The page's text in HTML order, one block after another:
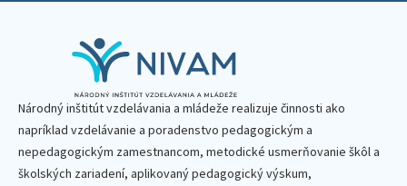
Národný inštitút vzdelávania a mládeže realizuje činnosti ako
napríklad vzdelávanie a poradenstvo pedagogickým a
nepedagogickým zamestnancom, metodické usmerňovanie škôl a
školských zariadení, aplikovaný pedagogický výskum,